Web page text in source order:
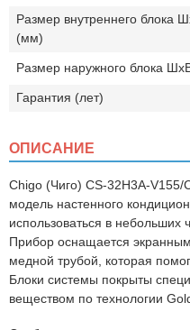
Размер внутреннего блока
(мм)
Размер наружного блока
Гарантия (лет)
ОПИСАНИЕ
Chigo (Чиго) CS-32H3A-V155/
модель настенного
использоваться в небольших
Прибор оснащается
медной трубой, которая
Блоки системы покрыты
веществом по технологии